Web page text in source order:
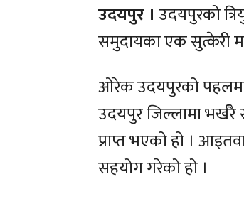
उदयपुर । उदयपुरको
समुदायका एक सुत्केरी
ओरेक उदयपुरको
उदयपुर जिल्लामा
प्राप्त भएको हो ।
सहयोग गरेको हो ।